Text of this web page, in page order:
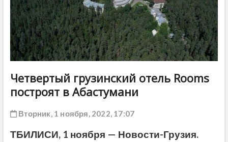
Четвертый грузинский отель Rooms
построят в Абастумани
Вторник, 1 ноября, 2022, 17:07
ТБИЛИСИ, 1 ноября — Новости-Грузия.